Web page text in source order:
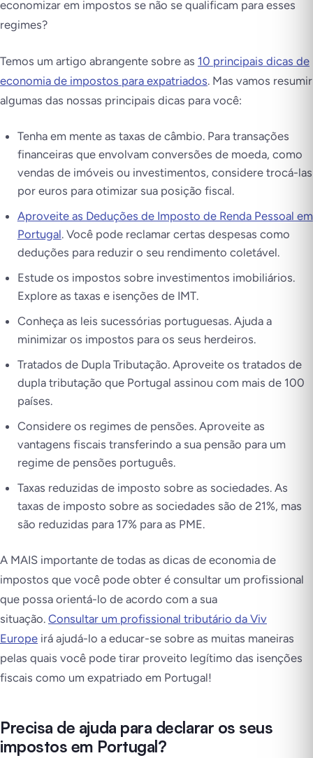
economizar em impostos se não se qualificam para esses
regimes?
Temos um artigo abrangente sobre as 10 principais dicas de
economia de impostos para expatriados. Mas vamos resumir
algumas das nossas principais dicas para você:
Tenha em mente as taxas de câmbio. Para transações
financeiras que envolvam conversões de moeda, como
vendas de imóveis ou investimentos, considere trocá-las
por euros para otimizar sua posição fiscal.
Aproveite as Deduções de Imposto de Renda Pessoal em
Portugal. Você pode reclamar certas despesas como
deduções para reduzir o seu rendimento coletável.
Estude os impostos sobre investimentos imobiliários.
Explore as taxas e isenções de IMT.
Conheça as leis sucessórias portuguesas. Ajuda a
minimizar os impostos para os seus herdeiros.
Tratados de Dupla Tributação. Aproveite os tratados de
dupla tributação que Portugal assinou com mais de 100
países.
Considere os regimes de pensões. Aproveite as
vantagens fiscais transferindo a sua pensão para um
regime de pensões português.
Taxas reduzidas de imposto sobre as sociedades. As
taxas de imposto sobre as sociedades são de 21%, mas
são reduzidas para 17% para as PME.
A MAIS importante de todas as dicas de economia de
impostos que você pode obter é consultar um profissional
que possa orientá-lo de acordo com a sua
situação. Consultar um profissional tributário da Viv
Europe irá ajudá-lo a educar-se sobre as muitas maneiras
pelas quais você pode tirar proveito legítimo das isenções
fiscais como um expatriado em Portugal!
Precisa de ajuda para declarar os seus
impostos em Portugal?